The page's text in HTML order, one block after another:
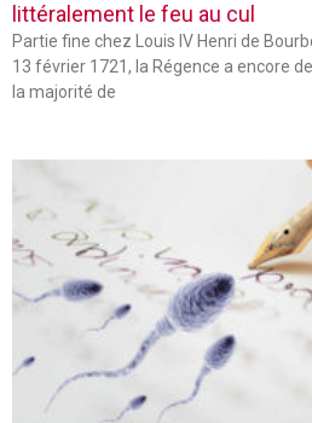
littéralement le feu au cul
Partie fine chez Louis IV Henri de
13 février 1721, la Régence a encore
la majorité de